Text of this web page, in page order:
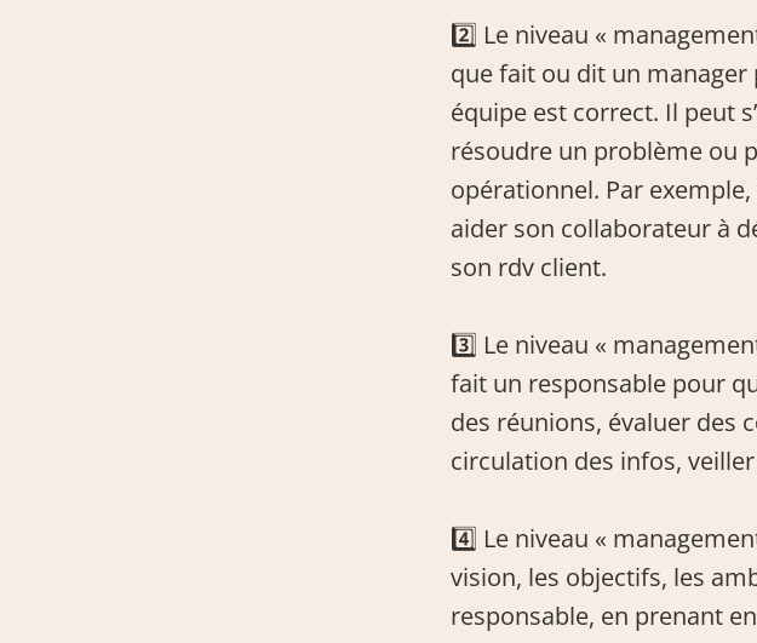
2️⃣ Le niveau «
que fait ou dit un manager
équipe est correct. Il peut
résoudre un problème ou
opérationnel. Par
aider son collaborateur à
son rdv client.
3️⃣ Le niveau «
fait un responsable pour
des réunions, évaluer des
circulation des infos,
4️⃣ Le niveau «
vision, les objectifs, les
responsable, en prenant